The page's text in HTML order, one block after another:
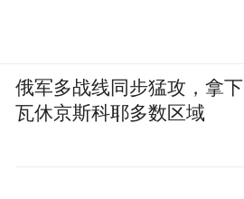
俄军多战线同步猛攻，拿下
瓦休京斯科耶多数区域